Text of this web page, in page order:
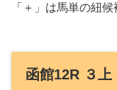
「＋」は馬単の紐候
函館12R ３